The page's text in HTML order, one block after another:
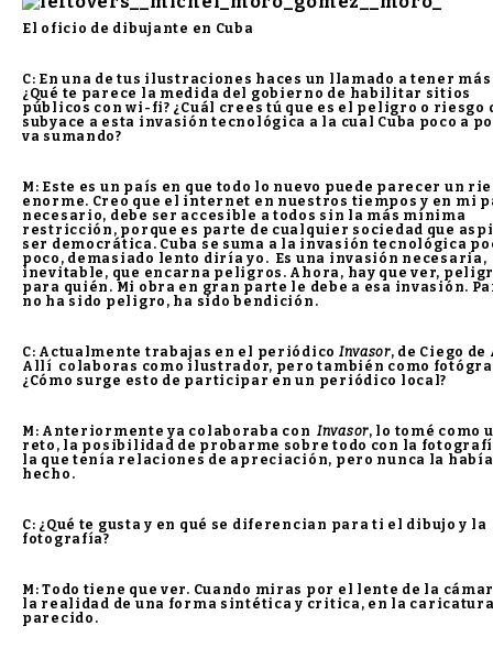
El oficio de dibujante en Cuba
C: En una de tus ilustraciones haces un llamado a tener
¿Qué te parece la medida del gobierno de habilitar sitios
públicos con wi-fi? ¿Cuál crees tú que es el peligro o riesgo
subyace a esta invasión tecnológica a la cual Cuba poco a
va sumando?
M: Este es un país en que todo lo nuevo puede parecer un
enorme. Creo que el internet en nuestros tiempos y en mi
necesario, debe ser accesible a todos sin la más mínima
restricción, porque es parte de cualquier sociedad que
ser democrática. Cuba se suma a la invasión tecnológica
poco, demasiado lento diría yo. Es una invasión necesaria,
inevitable, que encarna peligros. Ahora, hay que ver,
para quién. Mi obra en gran parte le debe a esa invasión.
no ha sido peligro, ha sido bendición.
C: Actualmente trabajas en el periódico Invasor, de Ciego
Allí colaboras como ilustrador, pero también como
¿Cómo surge esto de participar en un periódico local?
M: Anteriormente ya colaboraba con Invasor, lo tomé como
reto, la posibilidad de probarme sobre todo con la
la que tenía relaciones de apreciación, pero nunca la había
hecho.
C: ¿Qué te gusta y en qué se diferencian para ti el dibujo y la
fotografía?
M: Todo tiene que ver. Cuando miras por el lente de la
la realidad de una forma sintética y critica, en la
parecido.